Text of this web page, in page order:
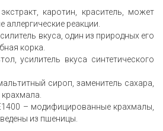
каротин, краситель, может
реакции.
вкуса, один из природных его
корка.
усилитель вкуса синтетического
сироп, заменитель сахара,
– модифицированные крахмалы,
из пшеницы.